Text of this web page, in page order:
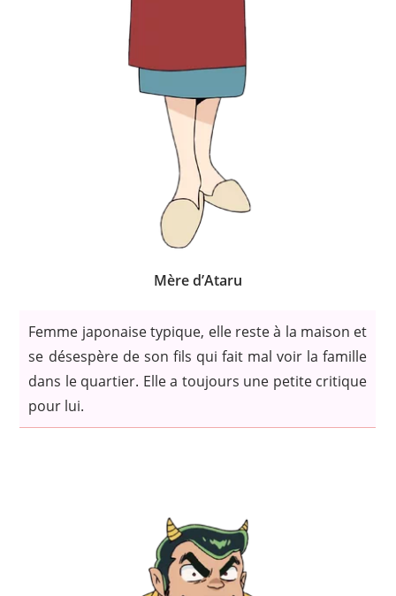
Mère d’Ataru
Femme japonaise typique, elle reste à la maison et
se désespère de son fils qui fait mal voir la famille
dans le quartier. Elle a toujours une petite critique
pour lui.